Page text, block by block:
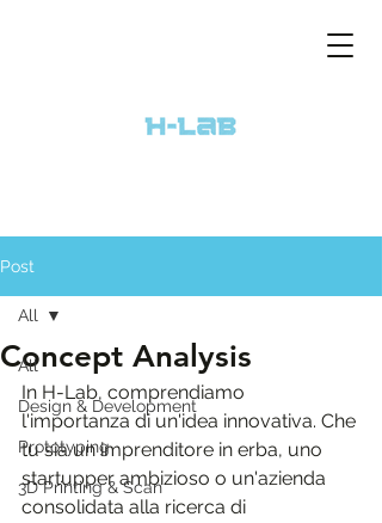
Post
All
Design & Development
Prototyping
3D Printing & Scan
All
Concept Analysis
In H-Lab, comprendiamo
l'importanza di un'idea innovativa. Che
tu sia un imprenditore in erba, uno
startupper ambizioso o un'azienda
consolidata alla ricerca di